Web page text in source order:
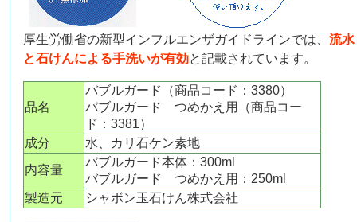
厚生労働省の新型インフルエンザガイドラインでは、流水
と石けんによる手洗いが有効と記載されています。
品名
バブルガード（商品コード：3380）
バブルガード つめかえ用（商品コー
ド：3381）
成分
水、カリ石ケン素地
内容量
バブルガード本体：300ml
バブルガード つめかえ用：250ml
製造元
シャボン玉石けん株式会社